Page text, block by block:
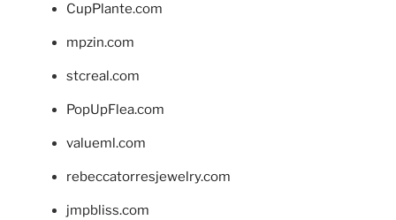
CupPlante.com
mpzin.com
stcreal.com
PopUpFlea.com
valueml.com
rebeccatorresjewelry.com
jmpbliss.com